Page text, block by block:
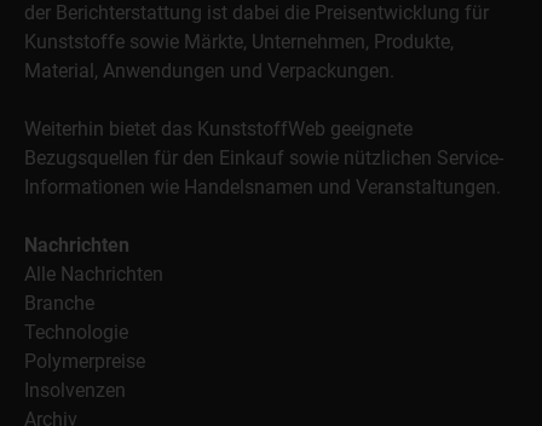
der Berichterstattung ist dabei die Preisentwicklung für
Kunststoffe sowie Märkte, Unternehmen, Produkte,
Material, Anwendungen und Verpackungen.
Weiterhin bietet das KunststoffWeb geeignete
Bezugsquellen für den Einkauf sowie nützlichen Service-
Informationen wie Handelsnamen und Veranstaltungen.
Nachrichten
Alle Nachrichten
Branche
Technologie
Polymerpreise
Insolvenzen
Archiv